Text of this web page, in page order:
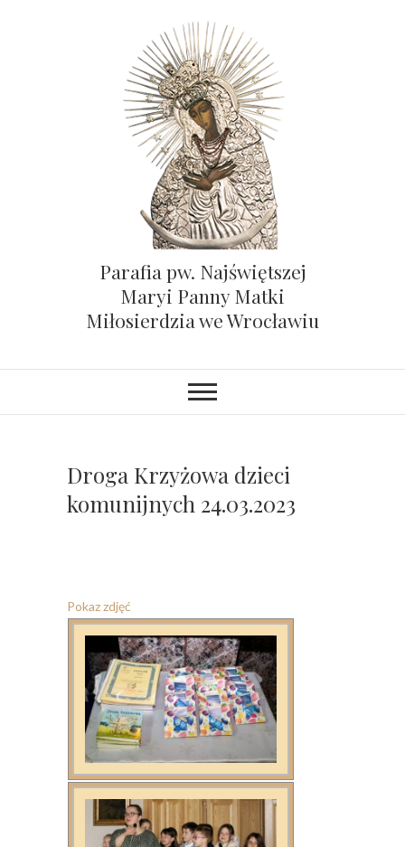
Parafia pw. Najświętszej
Maryi Panny Matki
Miłosierdzia we Wrocławiu
Droga Krzyżowa dzieci
komunijnych 24.03.2023
Pokaz zdjęć